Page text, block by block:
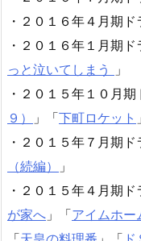
・２０１６年４月期ド
・２０１６年１月期ド
っと泣いてしまう
」
・２０１５年１０月期
９）
」「下町ロケット 」
・２０１５年７月期ド
（続編）
」
・２０１５年４月期ド
が家へ 」「アイムホー